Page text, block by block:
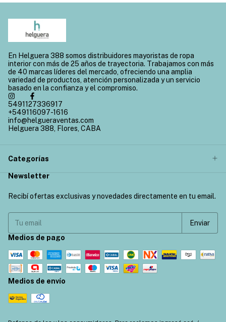
En Helguera 388 somos distribuidores mayoristas de ropa
interior con más de 25 años de trayectoria. Trabajamos con más
de 40 marcas líderes del mercado, ofreciendo una amplia
variedad de productos, atención personalizada y un servicio
basado en la confianza y el compromiso.
5491127336917
+549116097-1616
info@helgueraventas.com
Helguera 388, Flores, CABA
Categorías
Newsletter
Recibí ofertas exclusivas y novedades directamente en tu email.
Medios de pago
Medios de envío